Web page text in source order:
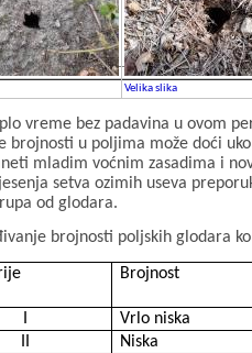
Velika slika
vreme bez padavina u ovom
brojnosti u poljima može doći
mladim voćnim zasadima i
setva ozimih useva
od glodara.
brojnosti poljskih glodara
Brojnost
I
Vrlo niska
II
Niska